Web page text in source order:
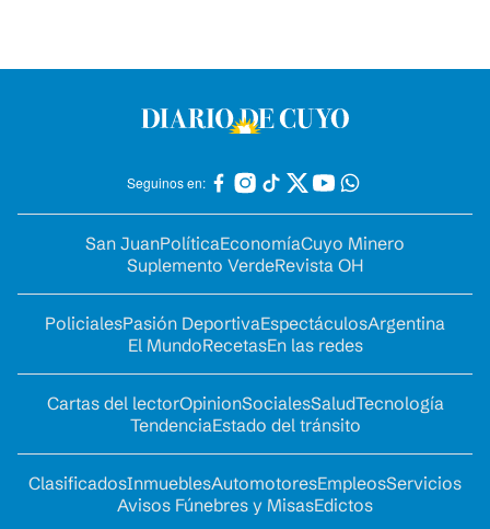
Seguinos en:
San JuanPolíticaEconomíaCuyo Minero
Suplemento VerdeRevista OH
PolicialesPasión DeportivaEspectáculosArgentina
El MundoRecetasEn las redes
Cartas del lectorOpinionSocialesSaludTecnología
TendenciaEstado del tránsito
ClasificadosInmueblesAutomotoresEmpleosServicios
Avisos Fúnebres y MisasEdictos